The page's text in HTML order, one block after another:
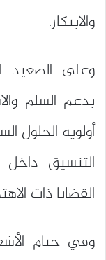
والابتكار.
وعلى الصعيد
بدعم السلم
أولوية الحلول
التنسيق داخل
القضايا ذات
وفي ختام